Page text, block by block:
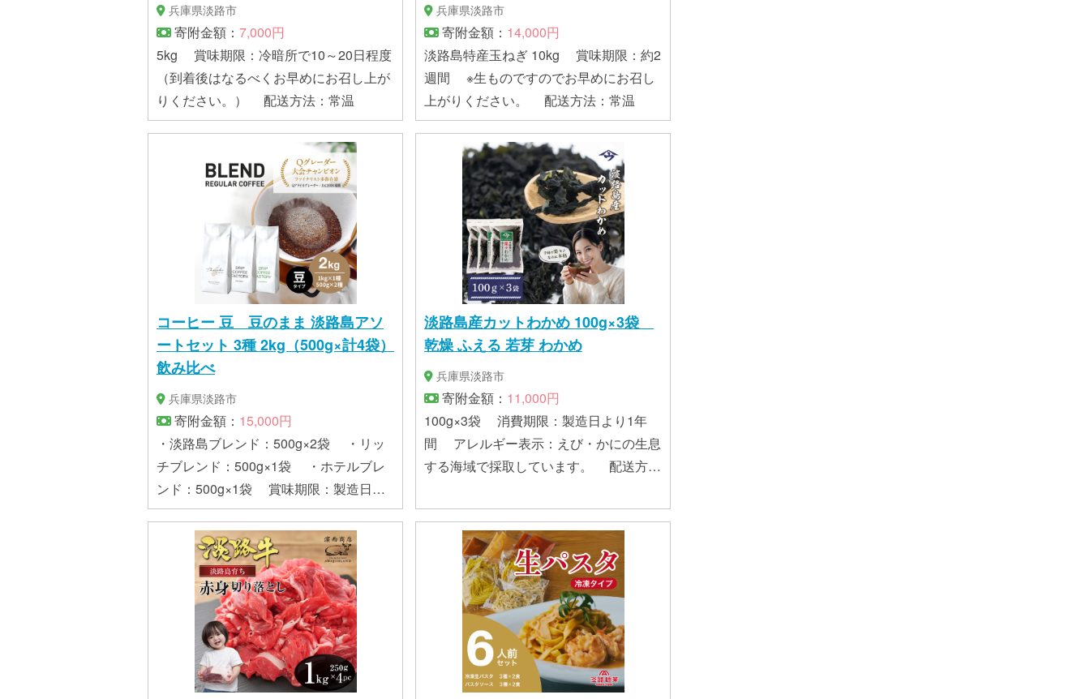
兵庫県淡路市
寄附金額： 7,000円
5kg 賞味期限：冷暗所で10～20日程度
（到着後はなるべくお早めにお召し上が
りください。） 配送方法：常温
兵庫県淡路市
寄附金額： 14,000円
淡路島特産玉ねぎ 10kg 賞味期限：約2
週間 ※生ものですのでお早めにお召し
上がりください。 配送方法：常温
コーヒー 豆 豆のまま 淡路島アソ
ートセット 3種 2kg（500g×計4袋）
飲み比べ
兵庫県淡路市
寄附金額： 15,000円
・淡路島ブレンド：500g×2袋 ・リッ
チブレンド：500g×1袋 ・ホテルブレ
ンド：500g×1袋 賞味期限：製造日か
ら365日 配送方法：常温
淡路島産カットわかめ 100g×3袋
乾燥 ふえる 若芽 わかめ
兵庫県淡路市
寄附金額： 11,000円
100g×3袋 消費期限：製造日より1年
間 アレルギー表示：えび・かにの生息
する海域で採取しています。 配送方